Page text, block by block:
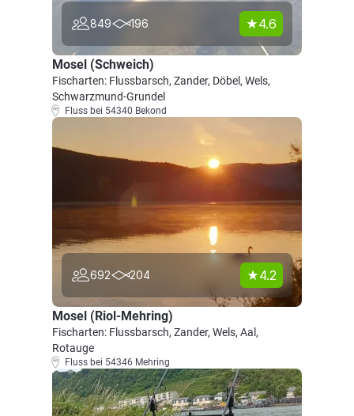
849 196 4.6
Mosel (Schweich)
Fischarten: Flussbarsch, Zander, Döbel, Wels,
Schwarzmund-Grundel
Fluss bei 54340 Bekond
692 204 4.2
Mosel (Riol-Mehring)
Fischarten: Flussbarsch, Zander, Wels, Aal,
Rotauge
Fluss bei 54346 Mehring